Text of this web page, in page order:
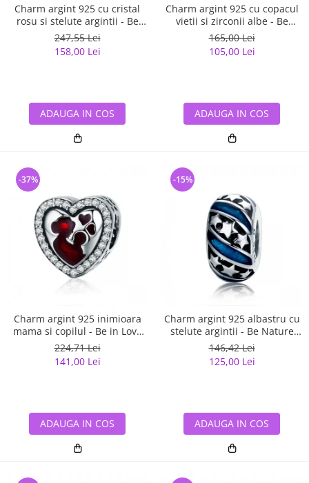
Charm argint 925 cu cristal
rosu si stelute argintii - Be
Nature PST0115
247,55 Lei
158,00 Lei
ADAUGA IN COS
Charm argint 925 cu copacul
vietii si zirconii albe - Be
Nature PST0120
165,00 Lei
105,00 Lei
ADAUGA IN COS
Charm argint 925 inimioara
mama si copilul - Be in Love
PST0122
224,71 Lei
141,00 Lei
-37%
ADAUGA IN COS
Charm argint 925 albastru cu
stelute argintii - Be Nature
PST0123
146,42 Lei
125,00 Lei
-15%
ADAUGA IN COS